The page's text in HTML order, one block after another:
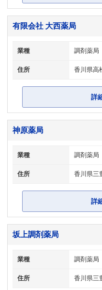
有限会社 大西薬局
業種 調剤薬局
住所 香川県高
詳
神原薬局
業種 調剤薬局
住所 香川県三
詳
坂上調剤薬局
業種 調剤薬局
住所 香川県三